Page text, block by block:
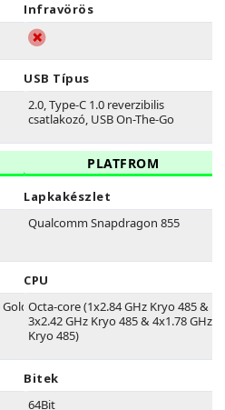
Infravörös
USB Típus
2.0, Type-C 1.0 reverzibilis
csatlakozó, USB On-The-Go
PLATFROM
Lapkakészlet
Qualcomm Snapdragon 855
CPU
Octa-core (1x2.84 GHz Kryo 485 &
3x2.42 GHz Kryo 485 & 4x1.78 GHz
Kryo 485)
Bitek
64Bit